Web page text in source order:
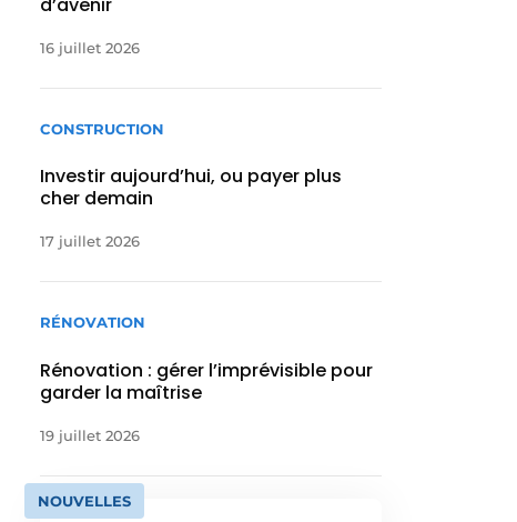
16 juillet 2026
CONSTRUCTION
Investir aujourd’hui, ou payer plus
cher demain
17 juillet 2026
RÉNOVATION
Rénovation : gérer l’imprévisible pour
garder la maîtrise
19 juillet 2026
NOUVELLES